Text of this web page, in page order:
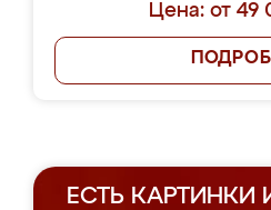
Цена: от 49
ЕСТЬ КАРТИНКИ